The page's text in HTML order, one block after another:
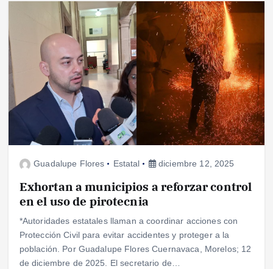
Guadalupe Flores Estatal diciembre 12, 2025
Exhortan a municipios a reforzar control
en el uso de pirotecnia
*Autoridades estatales llaman a coordinar acciones con
Protección Civil para evitar accidentes y proteger a la
población. Por Guadalupe Flores Cuernavaca, Morelos; 12
de diciembre de 2025. El secretario de…